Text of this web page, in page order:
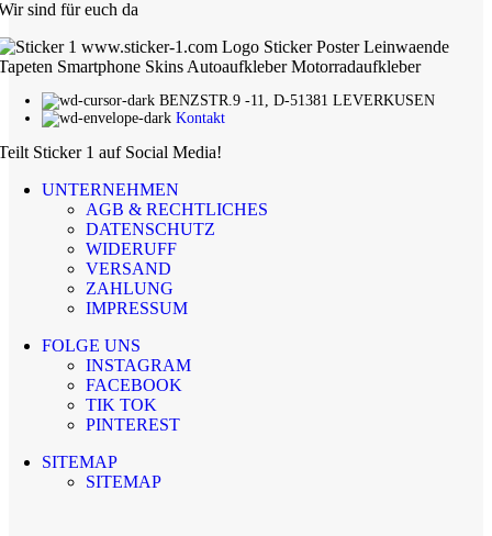
sind für euch da
BENZSTR.9 -11, D-51381 LEVERKUSEN
Kontakt
Sticker 1 auf Social Media!
UNTERNEHMEN
AGB & RECHTLICHES
DATENSCHUTZ
WIDERUFF
VERSAND
ZAHLUNG
IMPRESSUM
FOLGE UNS
INSTAGRAM
FACEBOOK
TIK TOK
PINTEREST
SITEMAP
SITEMAP